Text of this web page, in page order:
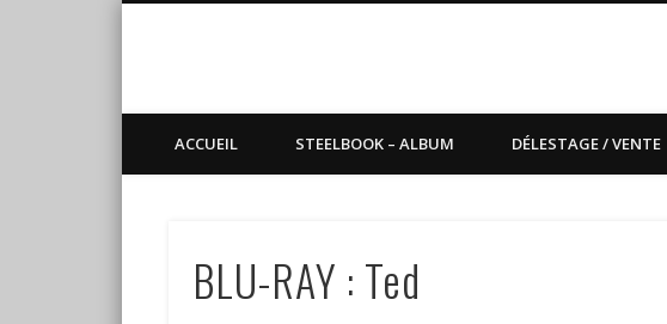
ACCUEIL STEELBOOK – ALBUM DÉLESTAGE / VENTE
BLU-RAY : Ted